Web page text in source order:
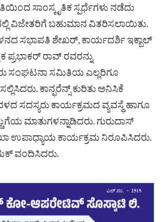
ಸಾಂಸ್ಕೃತಿಕ ಸ್ಪರ್ಧೆಗಳು ನಡೆದು
ವಿಜೇತರಿಗೆ ಬಹುಮಾನ ವಿತರಿಸಲಾಯಿತು.
ಸಭಾಪತಿ ಶೇಖರ್, ಕಾರ್ಯದರ್ಶಿ ಇಕ್ಬಾಲ್
ಪ್ರಭಾಕರ್ ರಾವ್ ರವರನ್ನು
ಸಂಘಟನಾ ಸಮಿತಿಯ ಎಲ್ಲರಿಗೂ
ಸಲ್ಲಿಸಿದರು. ಕಾನ್ಫರೆನ್ಸ್ ಕುರಿತು ಅನಿಸಿಕೆ
ಸದಸ್ಯರು ಕಾರ್ಯಕ್ರಮದ ವ್ಯವಸ್ಥೆ ಹಾಗೂ
ಮಾತುಗಳನ್ನಾಡಿದರು. ಗುರುದಾಸ್
ಉಪಾಧ್ಯಾಯ ಕಾರ್ಯಕ್ರಮ ನಿರೂಪಿಸಿದರು.
ವಂದಿಸಿದರು.